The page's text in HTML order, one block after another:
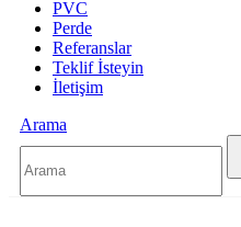
PVC
Perde
Referanslar
Teklif İsteyin
İletişim
Arama